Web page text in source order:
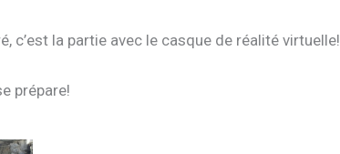
c’est la partie avec le casque de réalité virtuelle!
prépare!